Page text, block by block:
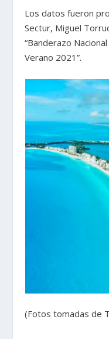
Los datos fueron
Sectur, Miguel
“Banderazo
Verano 2021”.
(Fotos tomadas de